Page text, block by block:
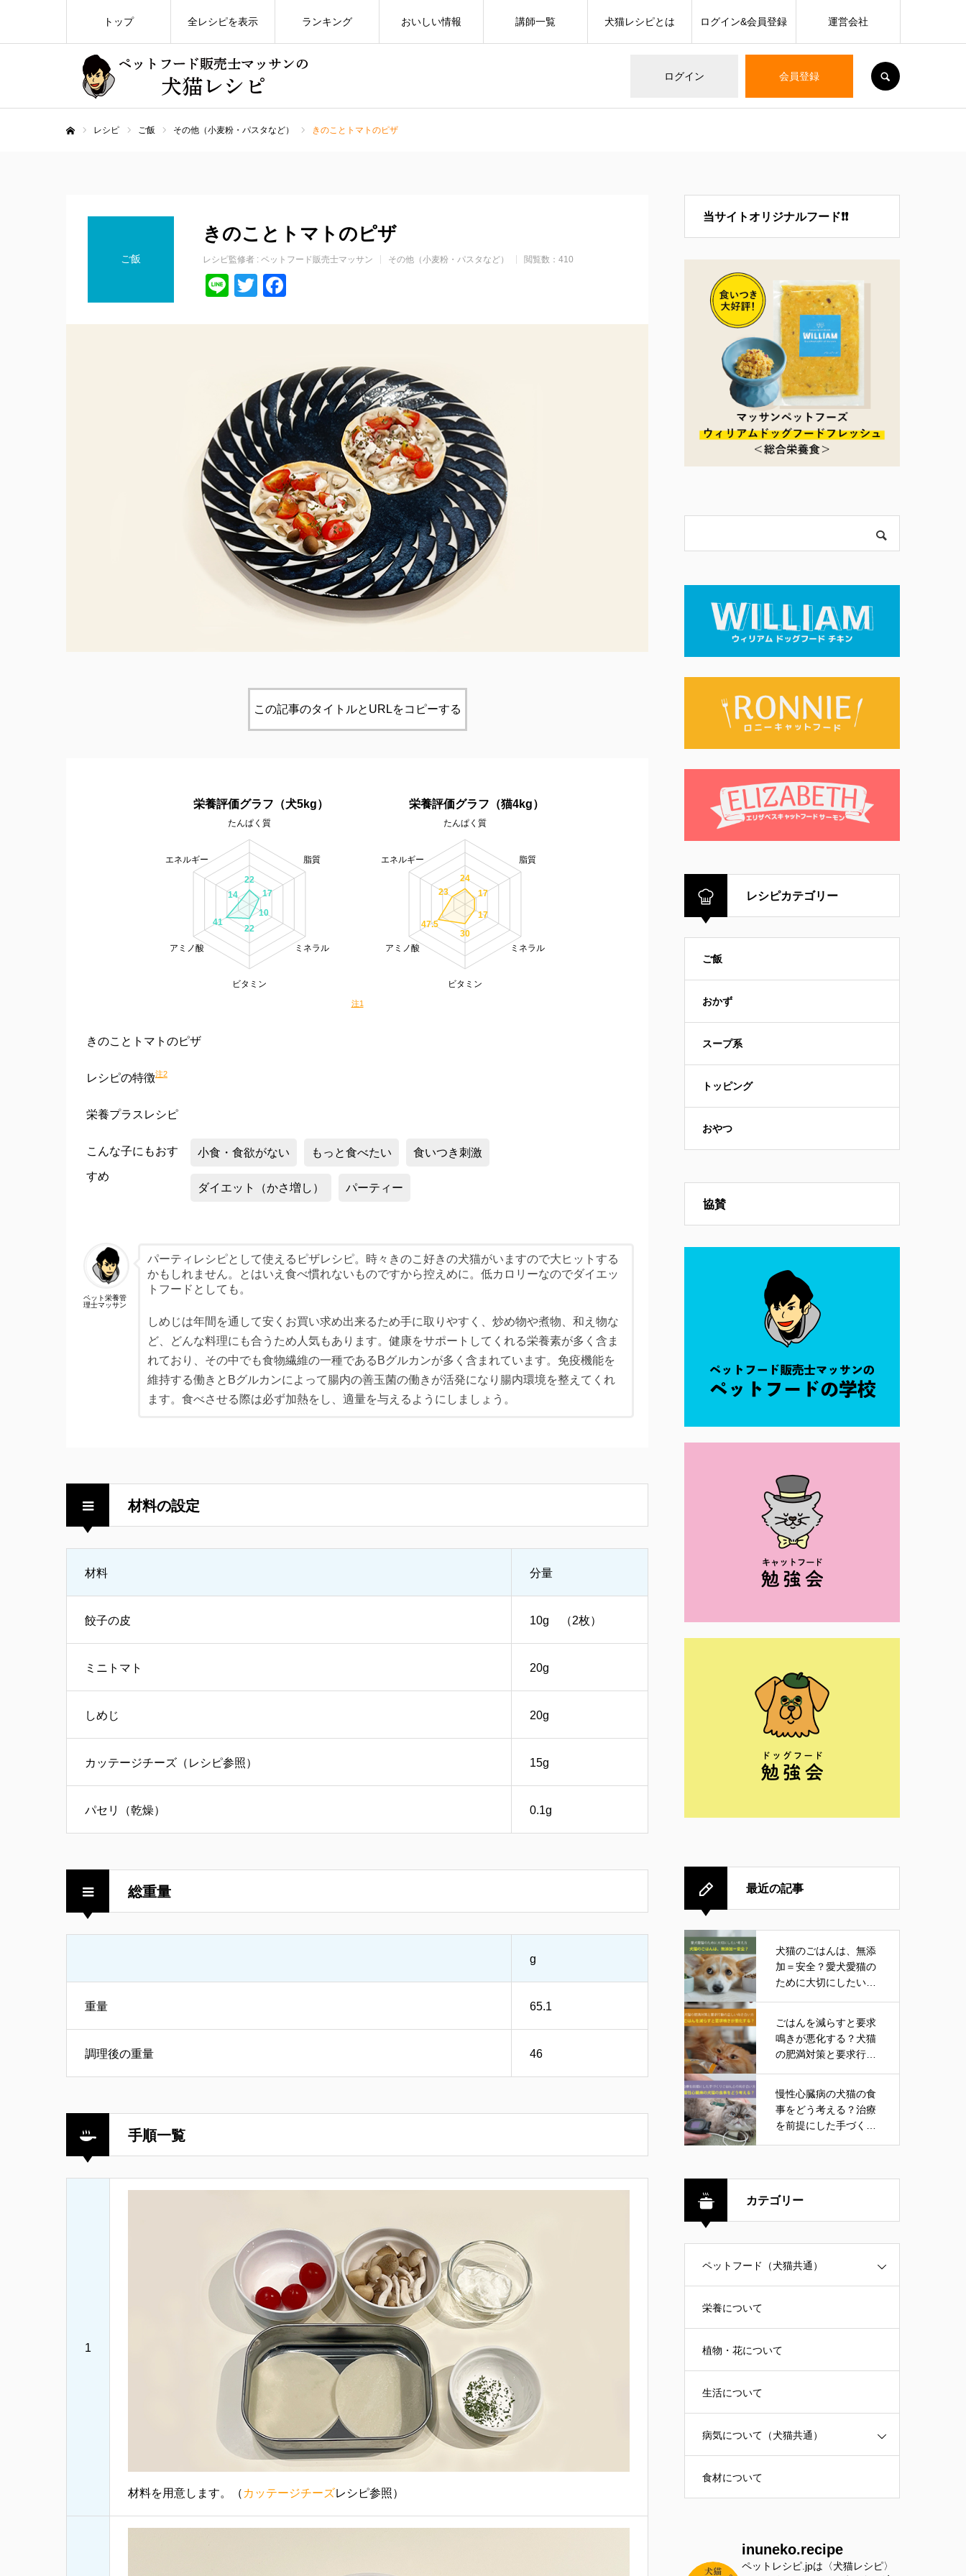
ログイン 会員登録
トップ 全レシピを表示 ランキング おいしい情報 講師一覧 犬猫レシピとは ログイン&会員登録 運営会社
レシピ ご飯 その他（小麦粉・パスタなど） きのことトマトのピザ
ご飯
きのことトマトのピザ
レシピ監修者 : ペットフード販売士マッサン その他（小麦粉・パスタなど） 閲覧数：410
LineTwitter
この記事のタイトルとURLをコピーする
栄養評価グラフ（犬5kg）
14
22
17
10
22
41
エネルギー
たんぱく質
脂質
ミネラル
ビタミン
アミノ酸
栄養評価グラフ（猫4kg）
23
24
17
17
30
47.5
エネルギー
たんぱく質
脂質
ミネラル
ビタミン
アミノ酸
注1
きのことトマトのピザ
レシピの特徴注2
栄養プラスレシピ
こんな子にもおす
すめ
小食・食欲がない もっと食べたい 食いつき刺激
ダイエット（かさ増し） パーティー
ペット栄養管
理士マッサン
パーティレシピとして使えるピザレシピ。時々きのこ好きの犬猫がいますので大ヒットする
かもしれません。とはいえ食べ慣れないものですから控えめに。低カロリーなのでダイエッ
トフードとしても。
しめじは年間を通して安くお買い求め出来るため手に取りやすく、炒め物や煮物、和え物な
ど、どんな料理にも合うため人気もあります。健康をサポートしてくれる栄養素が多く含ま
れており、その中でも食物繊維の一種であるBグルカンが多く含まれています。免疫機能を
維持する働きとBグルカンによって腸内の善玉菌の働きが活発になり腸内環境を整えてくれ
ます。食べさせる際は必ず加熱をし、適量を与えるようにしましょう。
材料の設定
材料 分量
餃子の皮 10g （2枚）
ミニトマト 20g
しめじ 20g
カッテージチーズ（レシピ参照） 15g
パセリ（乾燥） 0.1g
総重量
g
重量 65.1
調理後の重量 46
手順一覧
1
材料を用意します。（ カッテージチーズレシピ参照）
当サイトオリジナルフード❗❗
レシピカテゴリー
ご飯
おかず
スープ系
トッピング
おやつ
協賛
最近の記事
犬猫のごはんは、無添
加＝安全？愛犬愛猫の
ために大切にしたい考
ごはんを減らすと要求
鳴きが悪化する？犬猫
の肥満対策と要求行動
慢性心臓病の犬猫の食
事をどう考える？治療
を前提にした手づくり
カテゴリー
ペットフード（犬猫共通）
栄養について
植物・花について
生活について
病気について（犬猫共通）
食材について
inuneko.recipe
ペットレシピ.jpは〈犬猫レシピ〉